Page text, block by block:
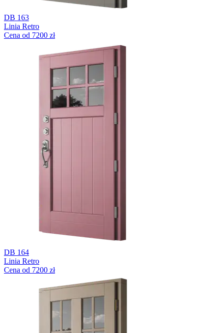
DB 163
Linia Retro
Cena od 7200 zł
DB 164
Linia Retro
Cena od 7200 zł